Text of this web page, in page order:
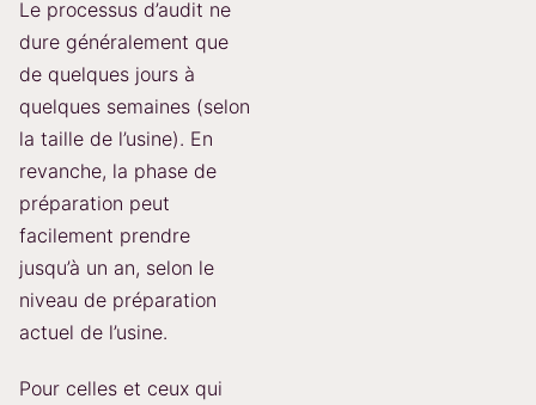
Le processus d’audit ne
dure généralement que
de quelques jours à
quelques semaines (selon
la taille de l’usine). En
revanche, la phase de
préparation peut
facilement prendre
jusqu’à un an, selon le
niveau de préparation
actuel de l’usine.
Pour celles et ceux qui